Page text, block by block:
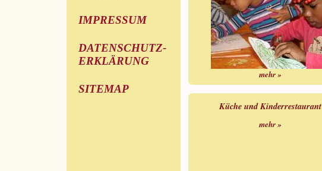
IMPRESSUM
DATENSCHUTZ-
ERKLÄRUNG
SITEMAP
mehr »
Küche und Kinderrestaurant
mehr »